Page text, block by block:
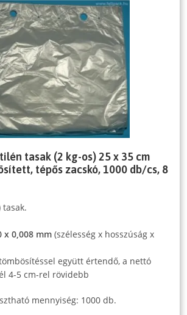
tasak (2 kg-os) 25 x 35 cm
tépős zacskó, 1000 db/cs, 8
tasak.
x 0,008 mm (szélesség x hosszúság x
együtt értendő, a nettó
4-5 cm-rel rövidebb
mennyiség: 1000 db.